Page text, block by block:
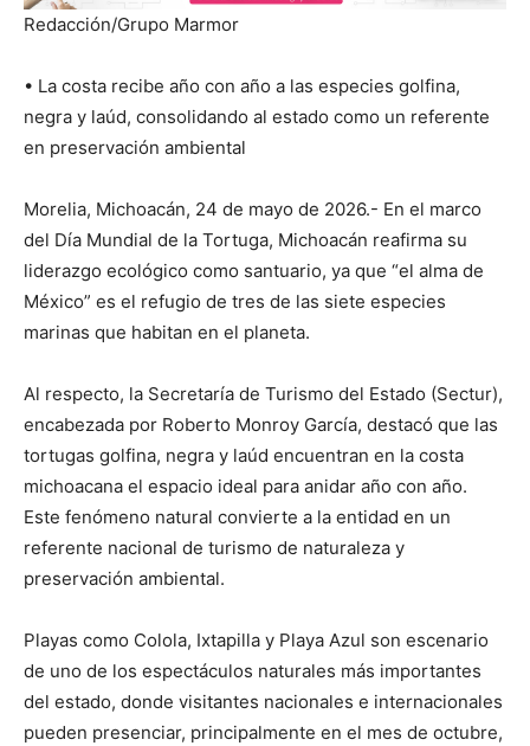
Redacción/Grupo Marmor
• La costa recibe año con año a las especies golfina,
negra y laúd, consolidando al estado como un referente
en preservación ambiental
Morelia, Michoacán, 24 de mayo de 2026.- En el marco
del Día Mundial de la Tortuga, Michoacán reafirma su
liderazgo ecológico como santuario, ya que “el alma de
México” es el refugio de tres de las siete especies
marinas que habitan en el planeta.
Al respecto, la Secretaría de Turismo del Estado (Sectur),
encabezada por Roberto Monroy García, destacó que las
tortugas golfina, negra y laúd encuentran en la costa
michoacana el espacio ideal para anidar año con año.
Este fenómeno natural convierte a la entidad en un
referente nacional de turismo de naturaleza y
preservación ambiental.
Playas como Colola, Ixtapilla y Playa Azul son escenario
de uno de los espectáculos naturales más importantes
del estado, donde visitantes nacionales e internacionales
pueden presenciar, principalmente en el mes de octubre,